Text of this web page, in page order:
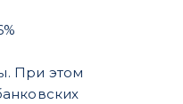
При этом